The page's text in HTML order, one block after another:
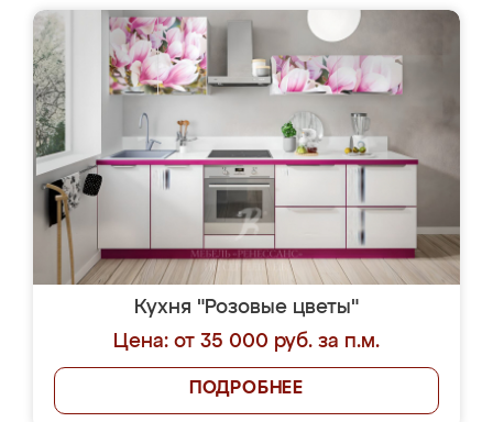
Кухня "Розовые цветы"
Цена: от 35 000 руб. за п.м.
ПОДРОБНЕЕ